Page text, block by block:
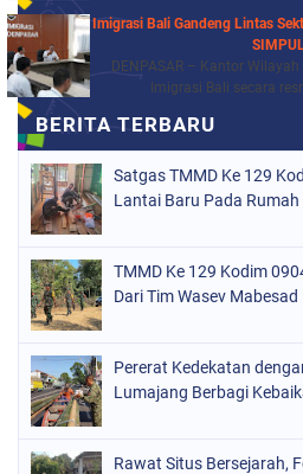
Imigrasi Bali Gandeng Lintas
DENPASAR – Kantor
Imigrasi Bali secara
Satgas TMMD Ke 129
Lantai Baru Pada
TMMD Ke 129 Kodim
Dari Tim Wasev Mabesad
Pererat Kedekatan
Lumajang Berbagi
Rawat Situs Bersejarah,